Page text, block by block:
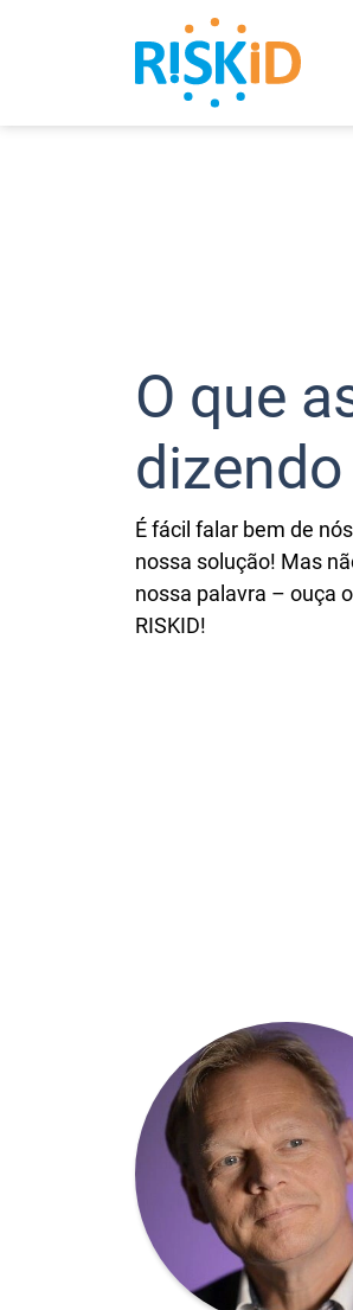
Search
O que
dizendo
É fácil falar bem de
nossa solução! Mas
nossa palavra – ouça
RISKID!